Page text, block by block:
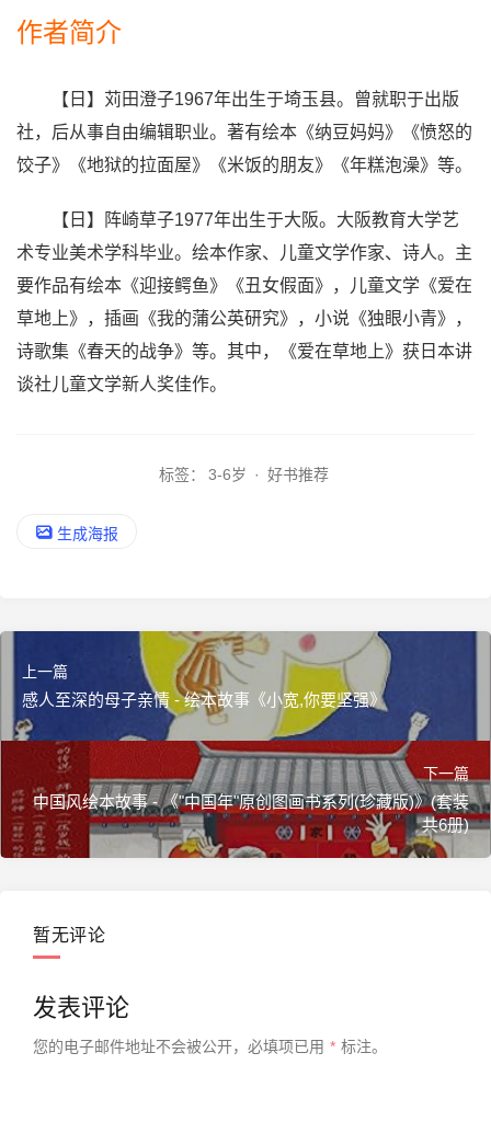
作者简介
【日】苅田澄子1967年出生于埼玉县。曾就职于出版
社，后从事自由编辑职业。著有绘本《纳豆妈妈》《愤怒的
饺子》《地狱的拉面屋》《米饭的朋友》《年糕泡澡》等。
【日】阵崎草子1977年出生于大阪。大阪教育大学艺
术专业美术学科毕业。绘本作家、儿童文学作家、诗人。主
要作品有绘本《迎接鳄鱼》《丑女假面》，儿童文学《爱在
草地上》，插画《我的蒲公英研究》，小说《独眼小青》，
诗歌集《春天的战争》等。其中，《爱在草地上》获日本讲
谈社儿童文学新人奖佳作。
标签： 3-6岁 · 好书推荐
生成海报
上一篇
感人至深的母子亲情 - 绘本故事《小宽,你要坚强》
下一篇
中国风绘本故事 - 《"中国年"原创图画书系列(珍藏版)》(套装
共6册)
暂无评论
发表评论
您的电子邮件地址不会被公开， 必填项已用 * 标注。